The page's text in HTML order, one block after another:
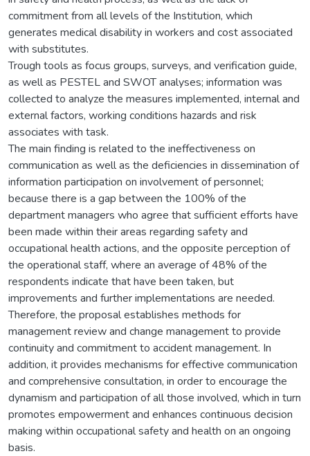
commitment from all levels of the Institution, which
generates medical disability in workers and cost associated
with substitutes.
Trough tools as focus groups, surveys, and verification guide,
as well as PESTEL and SWOT analyses; information was
collected to analyze the measures implemented, internal and
external factors, working conditions hazards and risk
associates with task.
The main finding is related to the ineffectiveness on
communication as well as the deficiencies in dissemination of
information participation on involvement of personnel;
because there is a gap between the 100% of the
department managers who agree that sufficient efforts have
been made within their areas regarding safety and
occupational health actions, and the opposite perception of
the operational staff, where an average of 48% of the
respondents indicate that have been taken, but
improvements and further implementations are needed.
Therefore, the proposal establishes methods for
management review and change management to provide
continuity and commitment to accident management. In
addition, it provides mechanisms for effective communication
and comprehensive consultation, in order to encourage the
dynamism and participation of all those involved, which in turn
promotes empowerment and enhances continuous decision
making within occupational safety and health on an ongoing
basis.